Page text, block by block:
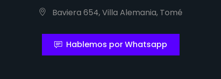
Baviera 654, Villa Alemania, Tomé
Hablemos por Whatsapp